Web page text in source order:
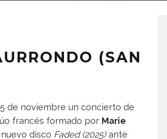
(SAN
de noviembre un concierto de
francés formado por Marie
disco Faded (2025)ante